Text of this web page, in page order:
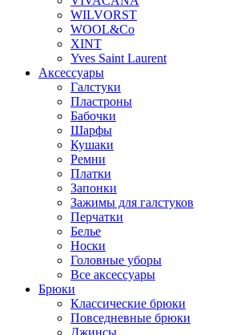
WILVORST
WOOL&Co
XINT
Yves Saint Laurent
Аксессуары
Галстуки
Пластроны
Бабочки
Шарфы
Кушаки
Ремни
Платки
Запонки
Зажимы для галстуков
Перчатки
Белье
Носки
Головные уборы
Все аксессуары
Брюки
Классические брюки
Повседневные брюки
Джинсы